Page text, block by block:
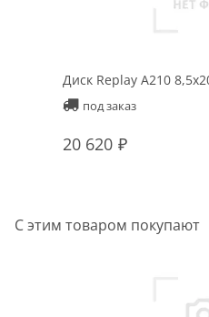
Диск Replay A210
под заказ
20 620
С этим товаром покупают